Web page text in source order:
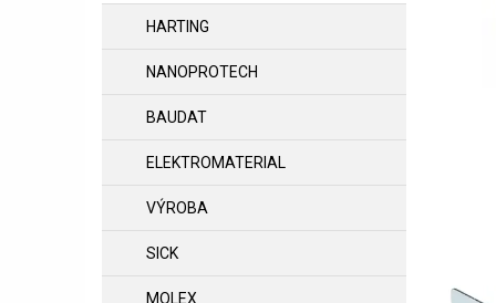
HARTING
NANOPROTECH
BAUDAT
ELEKTROMATERIAL
VÝROBA
SICK
MOLEX